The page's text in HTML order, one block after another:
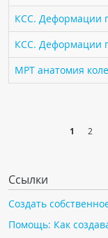
КСС. Деформации
КСС. Деформации
МРТ анатомия
1 2
Ссылки
Создать
Помощь: Как